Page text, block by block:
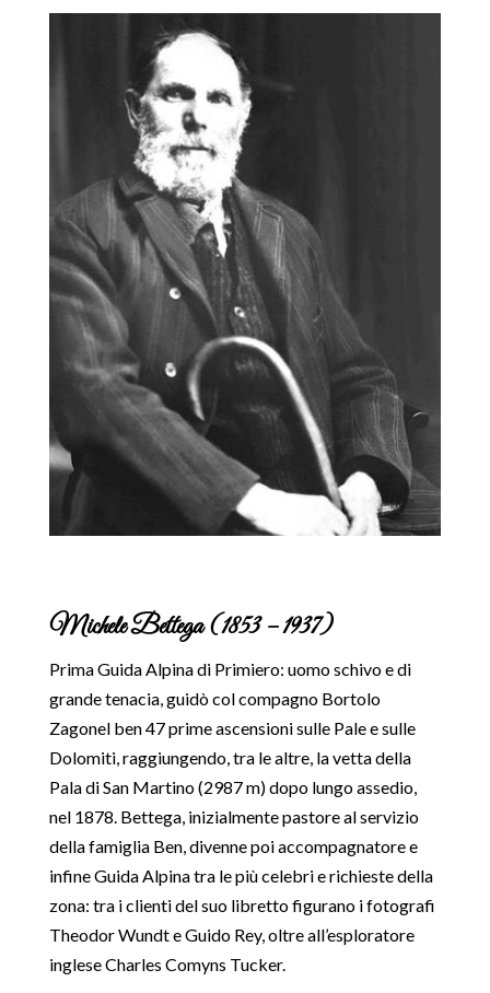
Michele Bettega (1853 – 1937)
Prima Guida Alpina di Primiero: uomo schivo e di
grande tenacia, guidò col compagno Bortolo
Zagonel ben 47 prime ascensioni sulle Pale e sulle
Dolomiti, raggiungendo, tra le altre, la vetta della
Pala di San Martino (2987 m) dopo lungo assedio,
nel 1878. Bettega, inizialmente pastore al servizio
della famiglia Ben, divenne poi accompagnatore e
infine Guida Alpina tra le più celebri e richieste della
zona: tra i clienti del suo libretto figurano i fotografi
Theodor Wundt e Guido Rey, oltre all’esploratore
inglese Charles Comyns Tucker.